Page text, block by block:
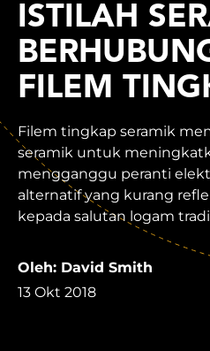
ISTILAH
FILEM
Filem tingkap seramik
seramik untuk
mengganggu peranti
alternatif yang kurang
kepada salutan logam
Oleh: David Smith
13 Okt 2018